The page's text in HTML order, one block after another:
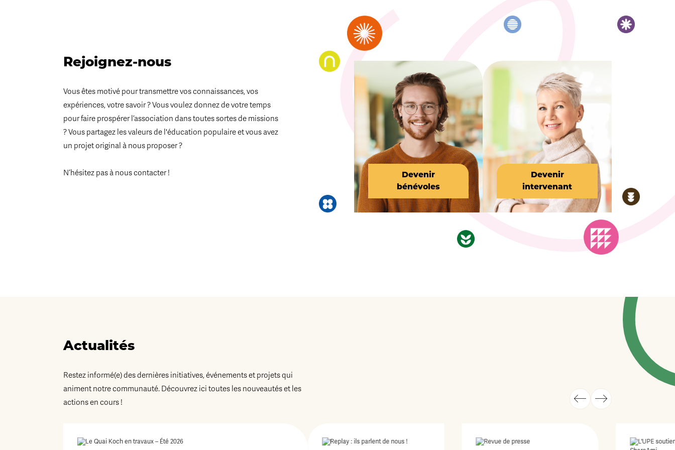
Rejoignez-nous
Vous êtes motivé pour transmettre vos connaissances, vos
expériences, votre savoir ? Vous voulez donnez de votre temps
pour faire prospérer l’association dans toutes sortes de missions
? Vous partagez les valeurs de l'éducation populaire et vous avez
un projet original à nous proposer ?
N’hésitez pas à nous contacter !
Devenir
bénévoles
Devenir
intervenant
Actualités
Restez informé(e) des dernières initiatives, événements et projets qui
animent notre communauté. Découvrez ici toutes les nouveautés et les
actions en cours !